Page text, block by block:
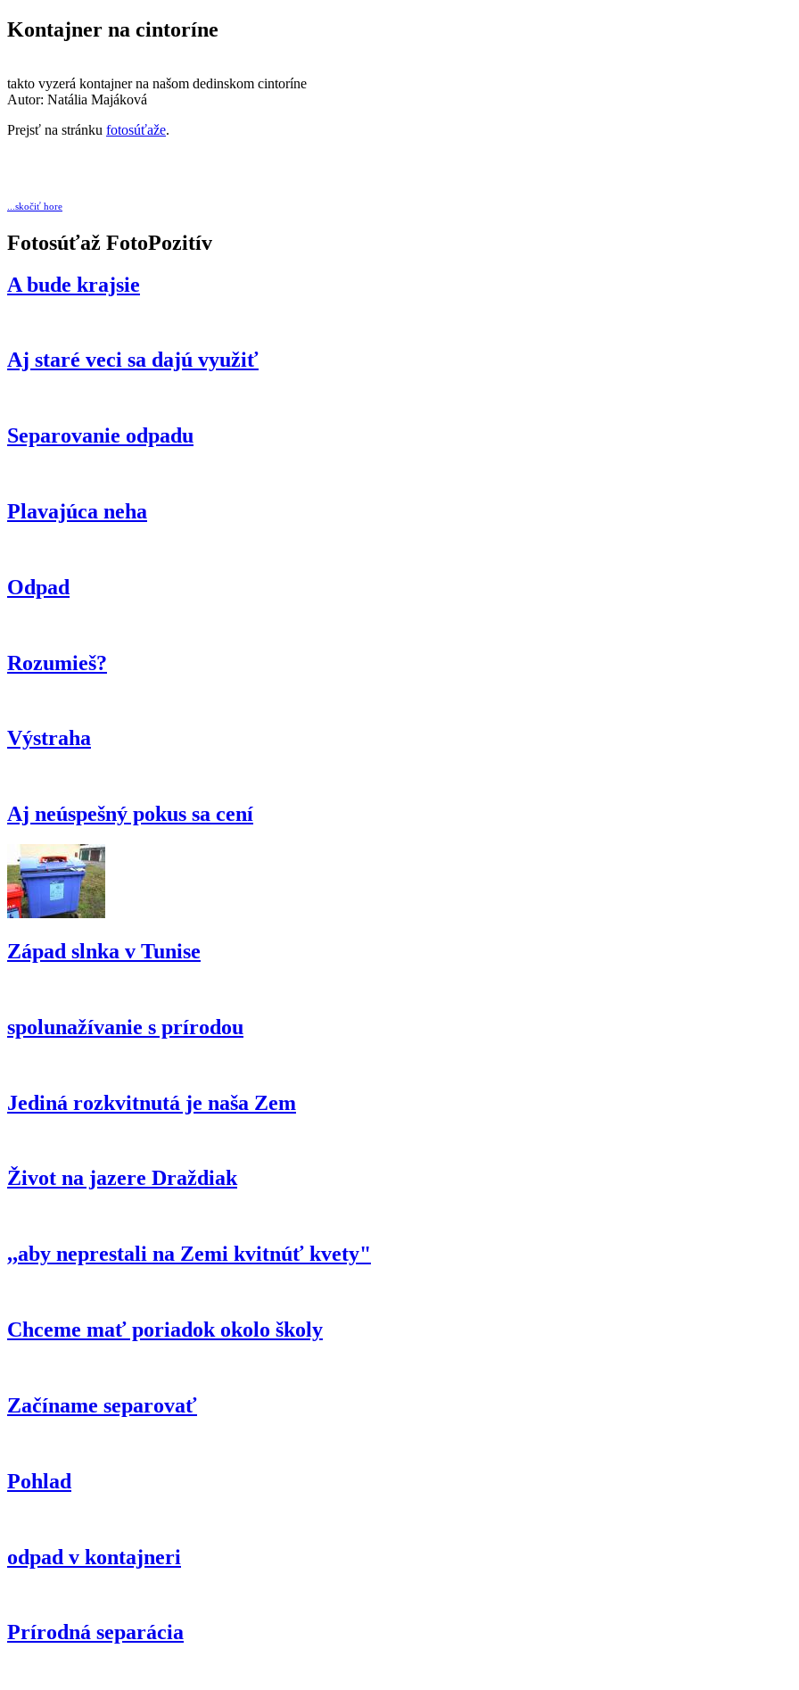
Kontajner na cintoríne
takto vyzerá kontajner na našom dedinskom cintoríne
Autor: Natália Majáková
Prejsť na stránku fotosúťaže.
...skočiť hore
Fotosúťaž FotoPozitív
A bude krajsie
Aj staré veci sa dajú využiť
Separovanie odpadu
Plavajúca neha
Odpad
Rozumieš?
Výstraha
Aj neúspešný pokus sa cení
Západ slnka v Tunise
spolunažívanie s prírodou
Jediná rozkvitnutá je naša Zem
Život na jazere Draždiak
,,aby neprestali na Zemi kvitnúť kvety"
Chceme mať poriadok okolo školy
Začíname separovať
Pohlad
odpad v kontajneri
Prírodná separácia